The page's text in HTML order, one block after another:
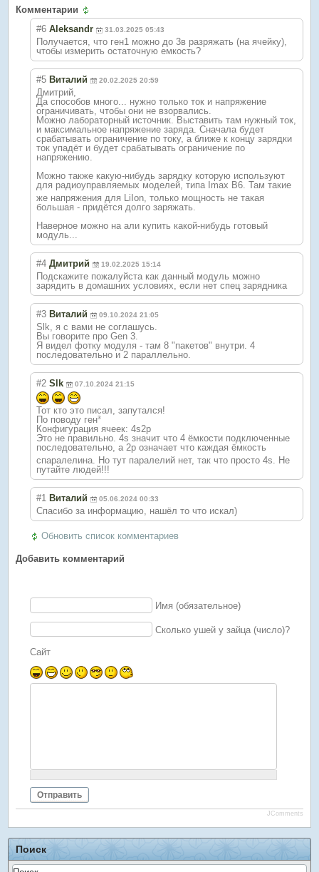
Комментарии
#6 Aleksandr 31.03.2025 05:43
Получается, что ген1 можно до 3в разряжать (на ячейку),
чтобы измерить остаточную емкость?
#5 Виталий 20.02.2025 20:59
Дмитрий,
Да способов много... нужно только ток и напряжение
ограничивать, чтобы они не взорвались.
Можно лабораторный источник. Выставить там нужный ток,
и максимальное напряжение заряда. Сначала будет
срабатывать ограничение по току, а ближе к концу зарядки
ток упадёт и будет срабатывать ограничение по
напряжению.
Можно также какую-нибудь зарядку которую используют
для радиоуправляемых моделей, типа Imax B6. Там такие
же напряжения для LiIon, только мощность не такая
большая - придётся долго заряжать.
Наверное можно на али купить какой-нибудь готовый
модуль...
#4 Дмитрий 19.02.2025 15:14
Подскажите пожалуйста как данный модуль можно
зарядить в домашних условиях, если нет спец зарядника
#3 Виталий 09.10.2024 21:05
Slk, я с вами не соглашусь.
Вы говорите про Gen 3.
Я видел фотку модуля - там 8 "пакетов" внутри. 4
последовательно и 2 параллельно.
#2 Slk 07.10.2024 21:15
Тот кто это писал, запутался!
По поводу ген³
Конфигурация ячеек: 4s2p
Это не правильно. 4s значит что 4 ёмкости подключенные
последовательно , а 2p означает что каждая ёмкость
спаралелина. Но тут паралелий нет, так что просто 4s. Не
путайте людей!!!
#1 Виталий 05.06.2024 00:33
Спасибо за информацию, нашёл то что искал)
Обновить список комментариев
Добавить комментарий
Имя (обязательное)
Сколько ушей у зайца (число)?
Сайт
Отправить
Поиск